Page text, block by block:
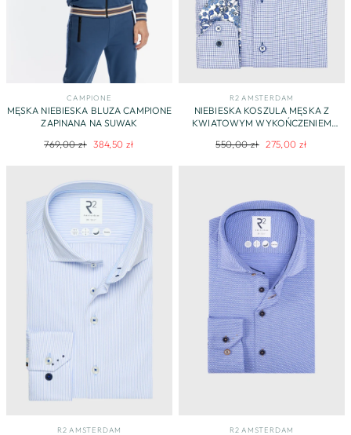
CAMPIONE
MĘSKA NIEBIESKA BLUZA CAMPIONE
ZAPINANA NA SUWAK
Regularna
769,00 zł
Cena
384,50 zł
R2 AMSTERDAM
NIEBIESKA KOSZULA MĘSKA Z
KWIATOWYM WYKOŃCZENIEM
Regularna
550,00 zł Cena
275,00 zł
R2 AMSTERDAM R2 AMSTERDAM